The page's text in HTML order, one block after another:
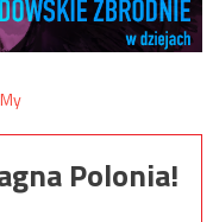
Polonia!